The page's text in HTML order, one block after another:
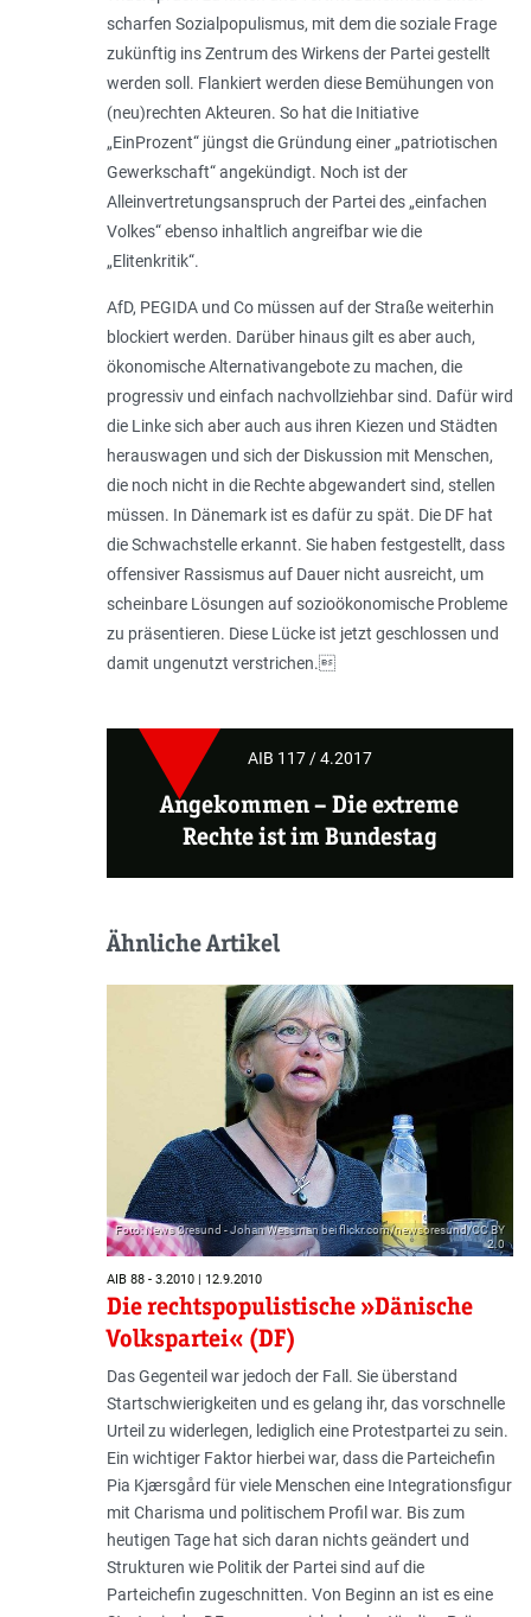
scharfen Sozialpopulismus, mit dem die soziale Frage
zukünftig ins Zentrum des Wirkens der Partei gestellt
werden soll. Flankiert werden diese Bemühungen von
(neu)rechten Akteuren. So hat die Initiative
„EinProzent“ jüngst die Gründung einer „patriotischen
Gewerkschaft“ angekündigt. Noch ist der
Alleinvertretungsanspruch der Partei des „einfachen
Volkes“ ebenso inhaltlich angreifbar wie die
„Elitenkritik“.
AfD, PEGIDA und Co müssen auf der Straße weiterhin
blockiert werden. Darüber hinaus gilt es aber auch,
ökonomische Alternativangebote zu machen, die
progressiv und einfach nachvollziehbar sind. Dafür wird
die Linke sich aber auch aus ihren Kiezen und Städten
herauswagen und sich der Diskussion mit Menschen,
die noch nicht in die Rechte abgewandert sind, stellen
müssen. In Dänemark ist es dafür zu spät. Die DF hat
die Schwachstelle erkannt. Sie haben festgestellt, dass
offensiver Rassismus auf Dauer nicht ausreicht, um
scheinbare Lösungen auf sozioökonomische Probleme
zu präsentieren. Diese Lücke ist jetzt geschlossen und
damit ungenutzt verstrichen.
AIB 117 / 4.2017
Angekommen– Die extreme
Rechte ist im Bundestag
Ähnliche Artikel
Foto: News Øresund - Johan Wessman bei flickr.com/newsoresund/CC BY
2.0
AIB 88 - 3.2010 | 12.9.2010
Die rechtspopulistische »Dänische
Volkspartei« (DF)
Das Gegenteil war jedoch der Fall. Sie überstand
Startschwierigkeiten und es gelang ihr, das vorschnelle
Urteil zu widerlegen, lediglich eine Protestpartei zu sein.
Ein wichtiger Faktor hierbei war, dass die Parteichefin
Pia Kjærsgård für viele Menschen eine Integrationsfigur
mit Charisma und politischem Profil war. Bis zum
heutigen Tage hat sich daran nichts geändert und
Strukturen wie Politik der Partei sind auf die
Parteichefin zugeschnitten. Von Beginn an ist es eine